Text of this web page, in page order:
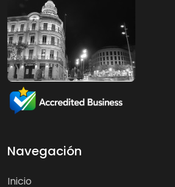
Navegación
Inicio